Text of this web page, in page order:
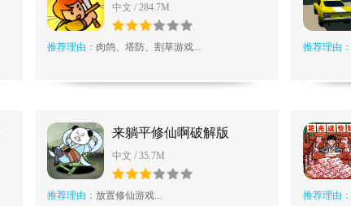
中文 / 284.7M
推荐理由： 肉鸽、塔防、割草游戏... 推荐理由：
来躺平修仙啊破解版
中文 / 35.7M
推荐理由： 放置修仙游戏... 推荐理由：